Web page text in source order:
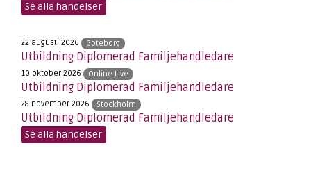
Se alla händelser
22 augusti 2026 Göteborg
Utbildning Diplomerad Familjehandledare
10 oktober 2026 Online Live
Utbildning Diplomerad Familjehandledare
28 november 2026 Stockholm
Utbildning Diplomerad Familjehandledare
Se alla händelser